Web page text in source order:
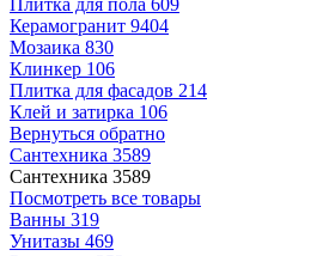
Плитка для пола 609
Керамогранит 9404
Мозаика 830
Клинкер 106
Плитка для фасадов 214
Клей и затирка 106
Вернуться обратно
Сантехника 3589
Сантехника 3589
Посмотреть все товары
Ванны 319
Унитазы 469